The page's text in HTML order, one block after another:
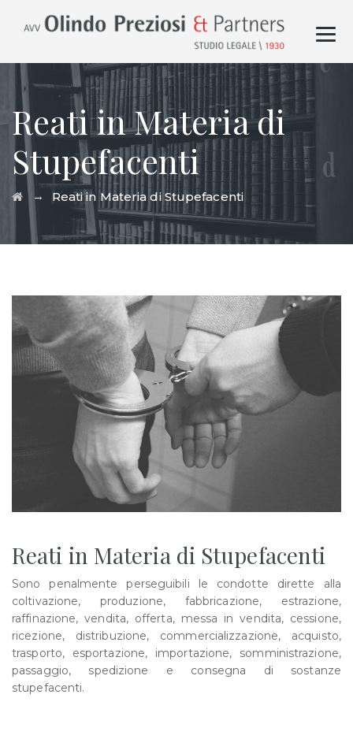
Reati in Materia di
Stupefacenti
→ Reati in Materia di Stupefacenti
Reati in Materia di Stupefacenti
Sono penalmente perseguibili le condotte dirette alla
coltivazione, produzione, fabbricazione, estrazione,
raffinazione, vendita, offerta, messa in vendita, cessione,
ricezione, distribuzione, commercializzazione, acquisto,
trasporto, esportazione, importazione, somministrazione,
passaggio, spedizione e consegna di sostanze
stupefacenti.